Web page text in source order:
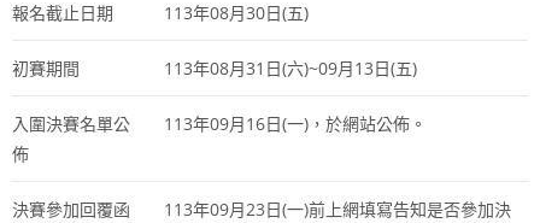
報名截止日期 113年08月30日(五)
初賽期間 113年08月31日(六)~09月13日(五)
入圍決賽名單公
佈
113年09月16日(一)，於網站公佈。
決賽參加回覆函
113年09月23日(一)前上網填寫告知是否參加決